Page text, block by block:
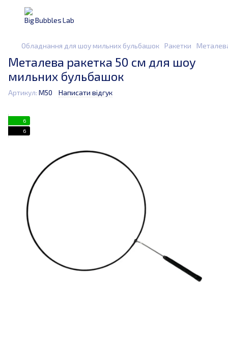
Обладнання для шоу мильних бульбашок Ракетки
Металева ракетка 50 см для шоу
мильних бульбашок
Артикул: М50 Написати відгук
6
6